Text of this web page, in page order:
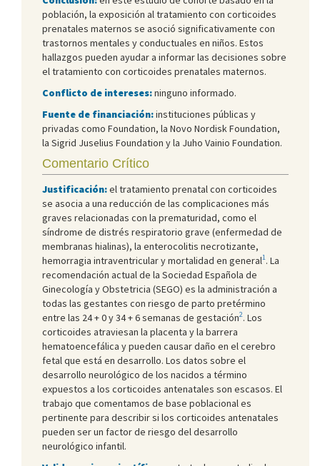
población, la exposición al tratamiento con corticoides
prenatales maternos se asoció significativamente con
trastornos mentales y conductuales en niños. Estos
hallazgos pueden ayudar a informar las decisiones sobre
el tratamiento con corticoides prenatales maternos.
Conflicto de intereses:ninguno informado.
Fuente de financiación:instituciones públicas y
privadas como Foundation, la Novo Nordisk Foundation,
la Sigrid Juselius Foundation y la Juho Vainio Foundation.
Comentario Crítico
Justificación:el tratamiento prenatal con corticoides
se asocia a una reducción de las complicaciones más
graves relacionadas con la prematuridad, como el
síndrome de distrés respiratorio grave (enfermedad de
membranas hialinas), la enterocolitis necrotizante,
hemorragia intraventricular y mortalidad en general1. La
recomendación actual de la Sociedad Española de
Ginecología y Obstetricia (SEGO) es la administración a
todas las gestantes con riesgo de parto pretérmino
entre las 24 + 0 y 34 + 6 semanas de gestación2. Los
corticoides atraviesan la placenta y la barrera
hematoencefálica y pueden causar daño en el cerebro
fetal que está en desarrollo. Los datos sobre el
desarrollo neurológico de los nacidos a término
expuestos a los corticoides antenatales son escasos. El
trabajo que comentamos de base poblacional es
pertinente para describir si los corticoides antenatales
pueden ser un factor de riesgo del desarrollo
neurológico infantil.